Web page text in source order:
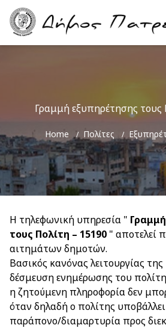
Skip
main
Main
navigation
Γραμμή εξυπηρέτησης τους
Breadcrumb
Home Πολίτες
H τηλεφωνική υπηρεσία "
τους Πολίτη – 15190 " αποτελεί
αιτημάτων δημοτών.
Βασικός κανόνας λειτουργίας
δέσμευση ενημέρωσης του
η ζητούμενη πληροφορία δεν
όταν δηλαδή ο πολίτης
παράπονο/διαμαρτυρία προς